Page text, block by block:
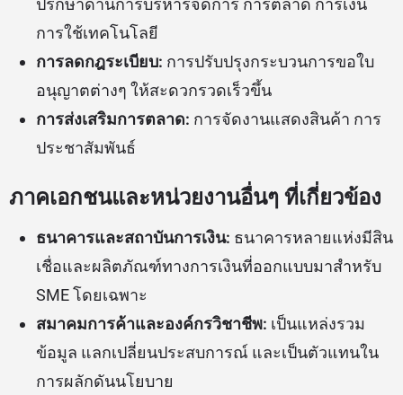
ปรึกษาด้านการบริหารจัดการ การตลาด การเงิน
การใช้เทคโนโลยี
การลดกฎระเบียบ: การปรับปรุงกระบวนการขอใบ
อนุญาตต่างๆ ให้สะดวกรวดเร็วขึ้น
การส่งเสริมการตลาด: การจัดงานแสดงสินค้า การ
ประชาสัมพันธ์
ภาคเอกชนและหน่วยงานอื่นๆ ที่เกี่ยวข้อง
ธนาคารและสถาบันการเงิน: ธนาคารหลายแห่งมีสิน
เชื่อและผลิตภัณฑ์ทางการเงินที่ออกแบบมาสำหรับ
SME โดยเฉพาะ
สมาคมการค้าและองค์กรวิชาชีพ: เป็นแหล่งรวม
ข้อมูล แลกเปลี่ยนประสบการณ์ และเป็นตัวแทนใน
การผลักดันนโยบาย